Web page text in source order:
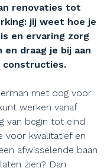
renovaties tot
jij weet hoe je
en ervaring zorg
draag je bij aan
constructies.
met oog voor
werken vanaf
van begin tot eind
voor kwalitatief en
afwisselende baan
zien? Dan